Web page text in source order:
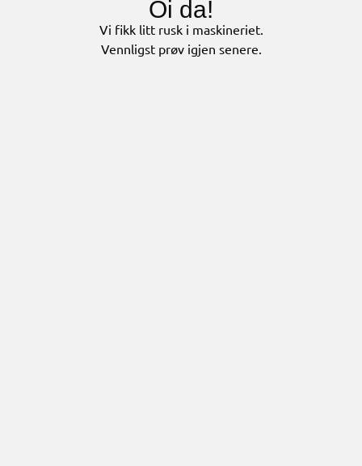
Oi da!
Vi fikk litt rusk i maskineriet.
Vennligst prøv igjen senere.